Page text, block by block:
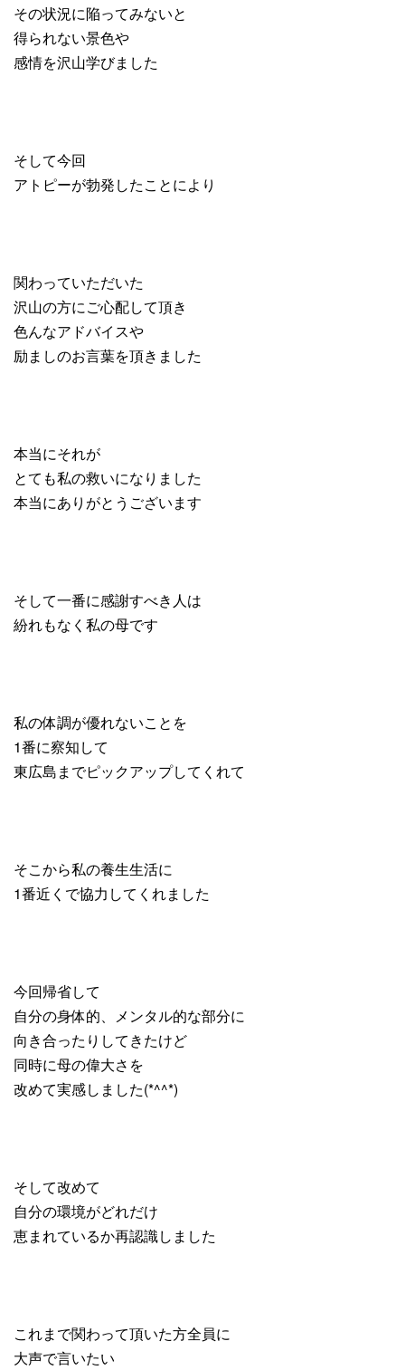
その状況に陥ってみないと
得られない景色や
感情を沢山学びました
そして今回
アトピーが勃発したことにより
関わっていただいた
沢山の方にご心配して頂き
色んなアドバイスや
励ましのお言葉を頂きました
本当にそれが
とても私の救いになりました
本当にありがとうございます
そして一番に感謝すべき人は
紛れもなく私の母です
私の体調が優れないことを
1番に察知して
東広島までピックアップしてくれて
そこから私の養生生活に
1番近くで協力してくれました
今回帰省して
自分の身体的、メンタル的な部分に
向き合ったりしてきたけど
同時に母の偉大さを
改めて実感しました(*^^*)
そして改めて
自分の環境がどれだけ
恵まれているか再認識しました
これまで関わって頂いた方全員に
大声で言いたい